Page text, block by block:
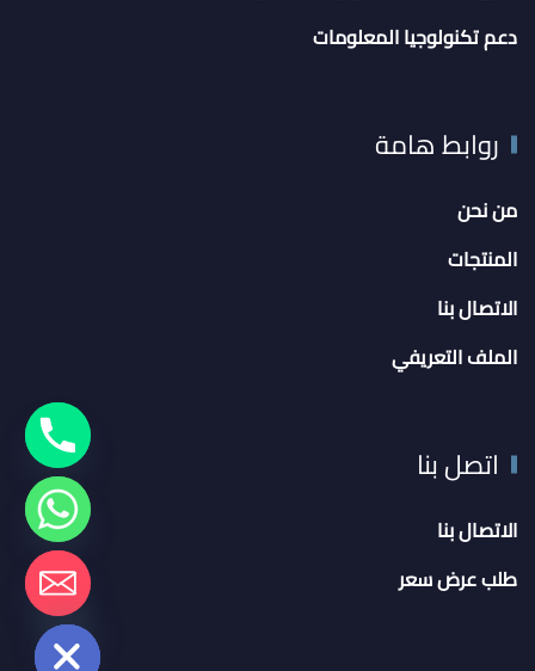
دعم تكنولوجيا المعلومات
روابط هامة
من نحن
المنتجات
الاتصال بنا
الملف التعريفي
اتصل بنا
الاتصال بنا
طلب عرض سعر
Hide
chaty